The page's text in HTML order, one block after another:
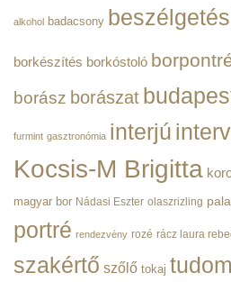
BorPortré
alkohol badacsony beszélgetés
borkészítés borkóstoló
borász borászat
furmint gasztronómia interjú
Kocsis-M Brigitta
magyar bor Nádasi Eszter olaszrizling
portré rendezvény rozé rácz laura
szakértő szőlő tokaj